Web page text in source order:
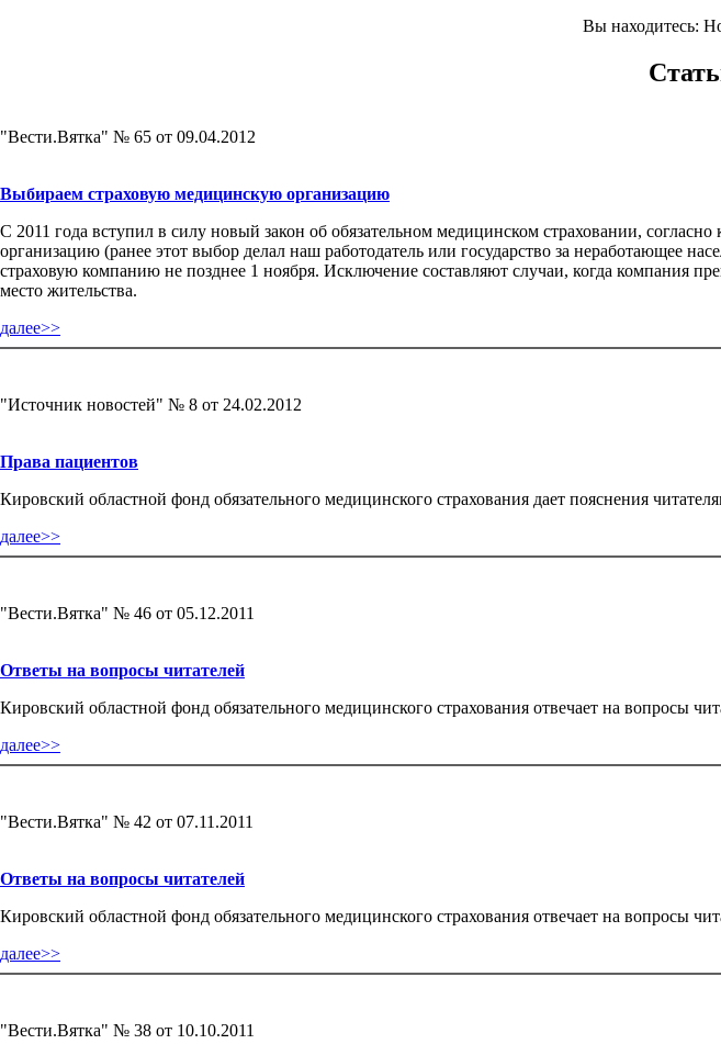
Вы находитесь:
"Вести.Вятка" № 65 от 09.04.2012
Выбираем страховую медицинскую организацию
С 2011 года вступил в силу новый закон об обязательном медицинском страховании,
организацию (ранее этот выбор делал наш работодатель или государство за неработающее
страховую компанию не позднее 1 ноября. Исключение составляют случаи, когда компания
место жительства.
далее>>
"Источник новостей" № 8 от 24.02.2012
Права пациентов
Кировский областной фонд обязательного медицинского страхования дает пояснения
далее>>
"Вести.Вятка" № 46 от 05.12.2011
Ответы на вопросы читателей
Кировский областной фонд обязательного медицинского страхования отвечает на вопросы
далее>>
"Вести.Вятка" № 42 от 07.11.2011
Ответы на вопросы читателей
Кировский областной фонд обязательного медицинского страхования отвечает на вопросы
далее>>
"Вести.Вятка" № 38 от 10.10.2011